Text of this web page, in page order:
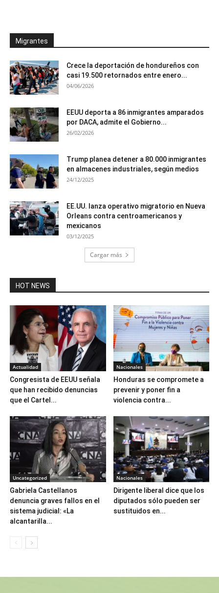
Migrantes
Crece la deportación de hondureños con
casi 19.500 retornados entre enero...
04/06/2026
EEUU deporta a 86 inmigrantes amparados
por DACA, admite el Gobierno...
26/02/2026
Trump planea detener a 80.000 inmigrantes
en almacenes industriales, según medios
24/12/2025
EE.UU. lanza operativo migratorio en Nueva
Orleans contra centroamericanos y
mexicanos
03/12/2025
Cargar más
HOT NEWS
Actualidad
Congresista de EEUU señala
que han recibido denuncias
que el Cartel...
Nacionales
Honduras se compromete a
prevenir y poner fin a
violencia contra...
Uncategorized
Gabriela Castellanos
denuncia graves fallos en el
sistema judicial: «La
alcantarilla...
Nacionales
Dirigente liberal dice que los
diputados sólo pueden ser
sustituidos en...